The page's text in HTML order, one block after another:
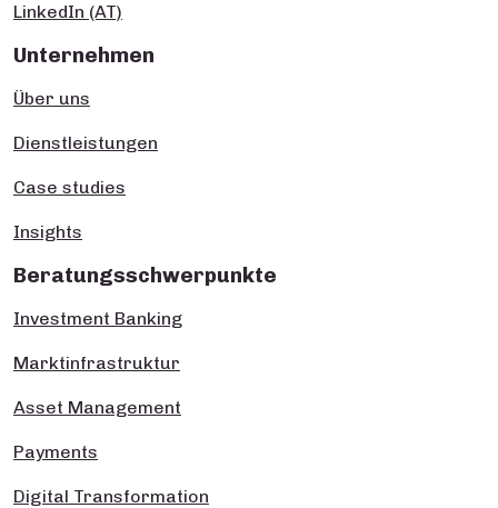
LinkedIn (AT)
Unternehmen
Über uns
Dienstleistungen
Case studies
Insights
Beratungsschwerpunkte
Investment Banking
Marktinfrastruktur
Asset Management
Payments
Digital Transformation